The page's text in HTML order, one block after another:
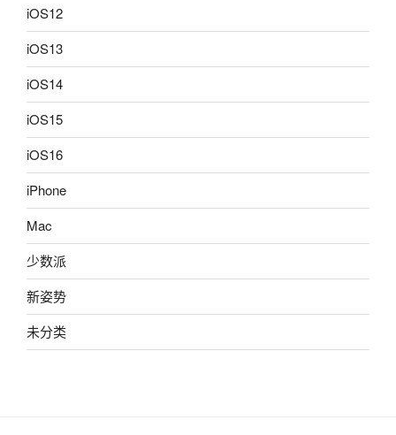
iOS12
iOS13
iOS14
iOS15
iOS16
iPhone
Mac
少数派
新姿势
未分类